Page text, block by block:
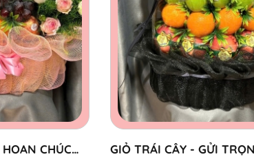
CHÚC
GIỎ TRÁI CÂY - GỬI